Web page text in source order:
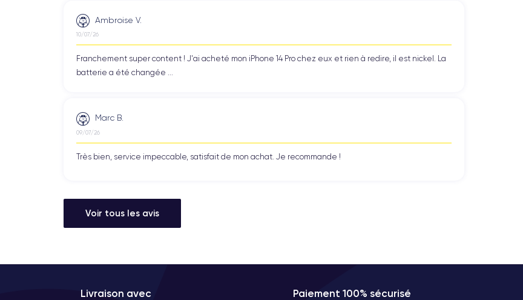
Ambroise V.
10/07/26
Franchement super content ! J'ai acheté mon iPhone 14 Pro chez eux et rien à redire, il est nickel. La
batterie a été changée ...
Marc B.
09/07/26
Très bien, service impeccable, satisfait de mon achat. Je recommande !
Voir tous les avis
Livraison avec Paiement 100% sécurisé